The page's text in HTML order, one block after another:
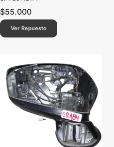
$55.000
Ver Repuesto